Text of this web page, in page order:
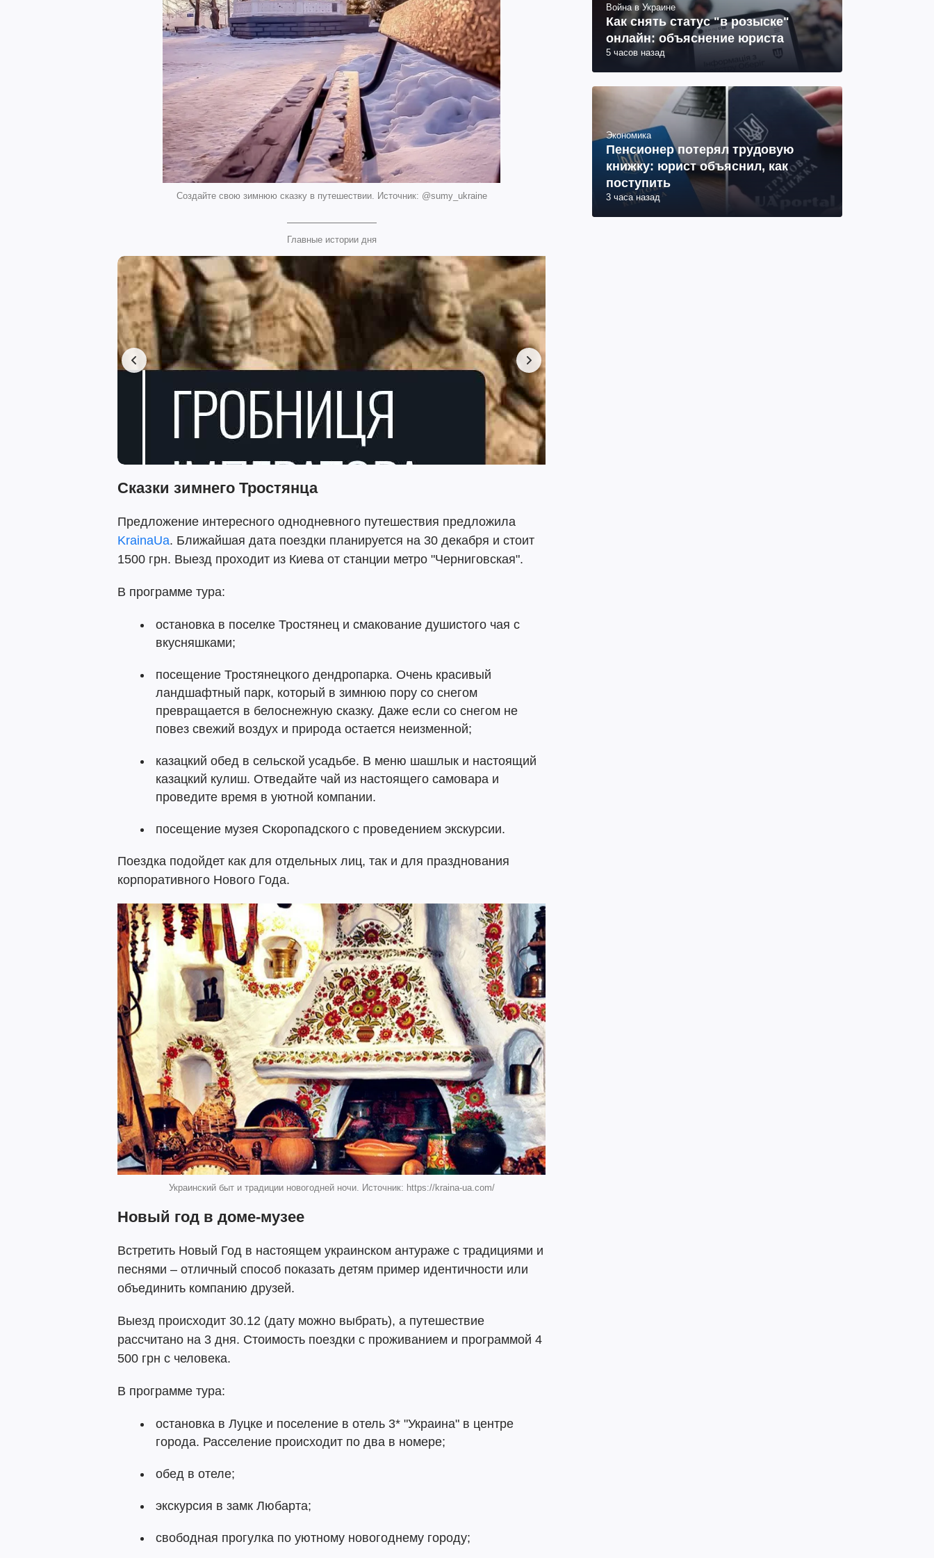
Создайте свою зимнюю сказку в путешествии. Источник: @sumy_ukraine
Главные истории дня
Сказки зимнего Тростянца
Предложение интересного однодневного путешествия предложила
KrainaUa. Ближайшая дата поездки планируется на 30 декабря и стоит
1500 грн. Выезд проходит из Киева от станции метро "Черниговская".
В программе тура:
остановка в поселке Тростянец и смакование душистого чая с
вкусняшками;
посещение Тростянецкого дендропарка. Очень красивый
ландшафтный парк, который в зимнюю пору со снегом
превращается в белоснежную сказку. Даже если со снегом не
повез свежий воздух и природа остается неизменной;
казацкий обед в сельской усадьбе. В меню шашлык и настоящий
казацкий кулиш. Отведайте чай из настоящего самовара и
проведите время в уютной компании.
посещение музея Скоропадского с проведением экскурсии.
Поездка подойдет как для отдельных лиц, так и для празднования
корпоративного Нового Года.
Украинский быт и традиции новогодней ночи. Источник: https://kraina-ua.com/
Новый год в доме-музее
Встретить Новый Год в настоящем украинском антураже с традициями и
песнями – отличный способ показать детям пример идентичности или
объединить компанию друзей.
Выезд происходит 30.12 (дату можно выбрать), а путешествие
рассчитано на 3 дня. Стоимость поездки с проживанием и программой 4
500 грн с человека.
В программе тура:
остановка в Луцке и поселение в отель 3* "Украина" в центре
города. Расселение происходит по два в номере;
обед в отеле;
экскурсия в замк Любарта;
свободная прогулка по уютному новогоднему городу;
Война в Украине
Как снять статус "в розыске"
онлайн: объяснение юриста
5 часов назад
Экономика
Пенсионер потерял трудовую
книжку: юрист объяснил, как
поступить
3 часа назад